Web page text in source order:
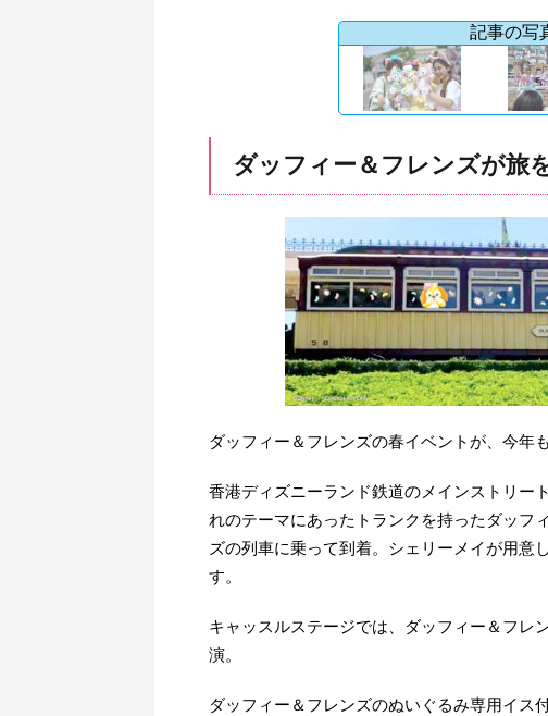
記事の写
ダッフィー＆フレンズが旅
ダッフィー＆フレンズの春イベントが、今年
香港ディズニーランド鉄道のメインストリー
れのテーマにあったトランクを持ったダッフ
ズの列車に乗って到着。シェリーメイが用意
す。
キャッスルステージでは、ダッフィー＆フレ
演。
ダッフィー＆フレンズのぬいぐるみ専用イス